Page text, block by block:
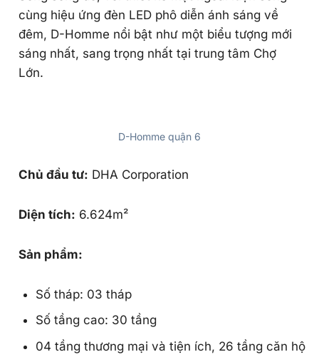
cùng hiệu ứng đèn LED phô diễn ánh sáng về
đêm, D-Homme nổi bật như một biểu tượng mới
sáng nhất, sang trọng nhất tại trung tâm Chợ
Lớn.
D-Homme quận 6
Chủ đầu tư: DHA Corporation
Diện tích: 6.624m²
Sản phẩm:
Số tháp: 03 tháp
Số tầng cao: 30 tầng
04 tầng thương mại và tiện ích, 26 tầng căn hộ